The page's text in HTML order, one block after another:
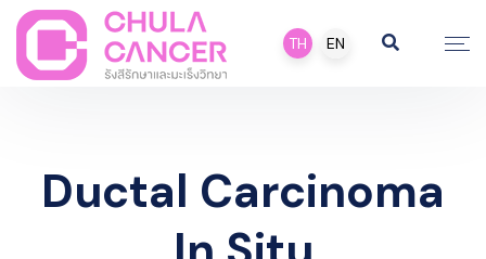
TH EN
Ductal Carcinoma